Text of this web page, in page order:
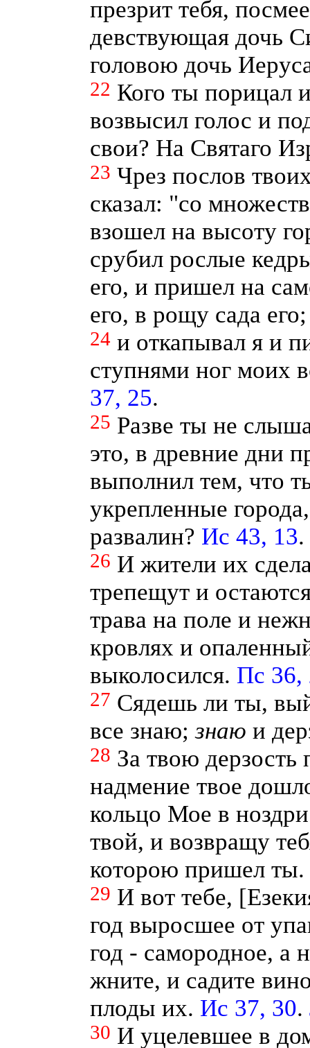
презрит тебя,
девствующая дочь
головою дочь
22 Кого ты порицал
возвысил голос и
свои? На Святаго
23 Чрез послов
сказал: "со
взошел на высоту
срубил рослые
его, и пришел на
его, в рощу сада
24 и откапывал я и
ступнями ног моих
37, 25.
25 Разве ты не
это, в древние дни
выполнил тем, что
укрепленные
развалин? Ис 43, 13.
26 И жители их
трепещут и
трава на поле и
кровлях и
выколосился. Пс 36,
27 Сядешь ли ты,
все знаю;знаю и
28 За твою
надмение твое
кольцо Мое в
твой, и возвращу
которою пришел ты.
29 И вот тебе,
год выросшее от
год - самородное, а
жните, и садите
плоды их. Ис 37, 30.
30 И уцелевшее в